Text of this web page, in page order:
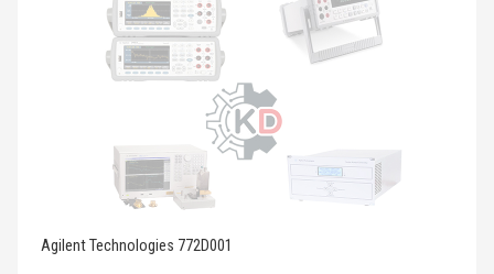
Agilent Technologies 772D001